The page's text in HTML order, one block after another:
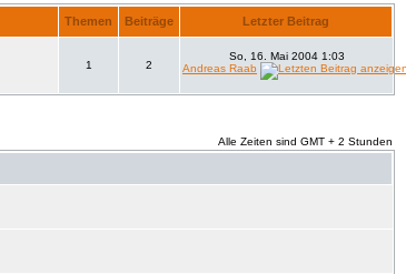
Themen Beiträge Letzter Beitrag
1 2
So, 16. Mai 2004 1:03
Andreas Raab
Alle Zeiten sind GMT + 2 Stunden